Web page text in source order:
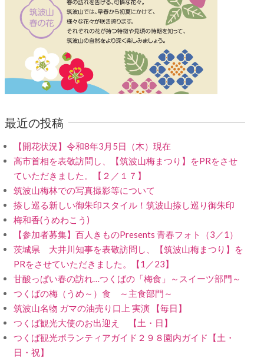
最近の投稿
【開花状況】令和8年3月5日（木）現在
高市首相を表敬訪問し、【筑波山梅まつり】をPRをさせ
ていただきました。【２／１７】
筑波山梅林での写真撮影等について
捺し巡る新しい御朱印スタイル！筑波山捺し巡り御朱印
梅和香(うめわこう)
【参加者募集】百人きものPresents 青春フォト（3／1）
茨城県 大井川知事を表敬訪問し、【筑波山梅まつり】を
PRをさせていただきました。【1／23】
甘酸っぱい春の訪れ…つくばの「梅食」～スイーツ部門～
つくばの梅（うめ～）食 ～主食部門～
筑波山名物 ガマの油売り口上 実演 【毎日】
つくば観光大使のお出迎え 【土・日】
つくば観光ボランティアガイド２９８園内ガイド【土・
日・祝】